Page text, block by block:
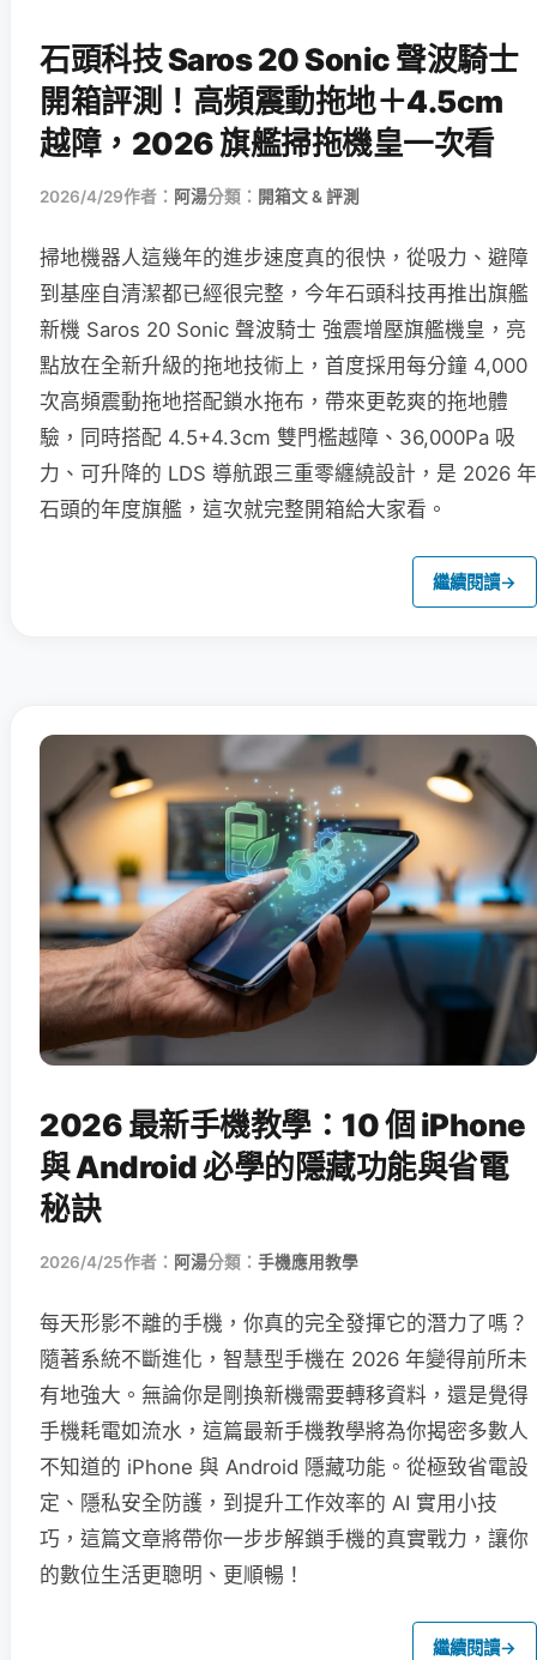
石頭科技 Saros 20 Sonic 聲波騎士
開箱評測！高頻震動拖地＋4.5cm
越障，2026 旗艦掃拖機皇一次看
2026/4/29作者： 阿湯分類： 開箱文 & 評測
掃地機器人這幾年的進步速度真的很快，從吸力、避障
到基座自清潔都已經很完整，今年石頭科技再推出旗艦
新機 Saros 20 Sonic 聲波騎士 強震增壓旗艦機皇，亮
點放在全新升級的拖地技術上，首度採用每分鐘 4,000
次高頻震動拖地搭配鎖水拖布，帶來更乾爽的拖地體
驗，同時搭配 4.5+4.3cm 雙門檻越障、36,000Pa 吸
力、可升降的 LDS 導航跟三重零纏繞設計，是 2026 年
石頭的年度旗艦，這次就完整開箱給大家看。
繼續閱讀→
2026 最新手機教學：10 個 iPhone
與 Android 必學的隱藏功能與省電
秘訣
2026/4/25作者： 阿湯分類： 手機應用教學
每天形影不離的手機，你真的完全發揮它的潛力了嗎？
隨著系統不斷進化，智慧型手機在 2026 年變得前所未
有地強大。無論你是剛換新機需要轉移資料，還是覺得
手機耗電如流水，這篇最新手機教學將為你揭密多數人
不知道的 iPhone 與 Android 隱藏功能。從極致省電設
定、隱私安全防護，到提升工作效率的 AI 實用小技
巧，這篇文章將帶你一步步解鎖手機的真實戰力，讓你
的數位生活更聰明、更順暢！
繼續閱讀→